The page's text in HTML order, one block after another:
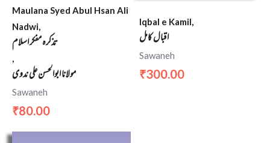
Maulana Syed Abul Hsan Ali
Nadwi,
تذکرہ مفکر اسلام
مولانا ابوالحسن علی ندوی
Sawaneh
₹80.00
Iqbal e Kamil,
اقبال کامل
Sawaneh
₹300.00